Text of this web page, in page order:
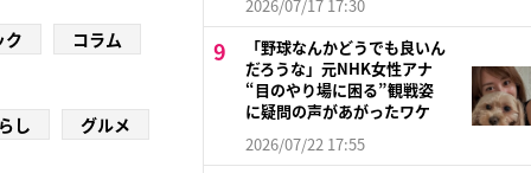
ク コラム
し グルメ
2026/07/17 17:30
「野球なんかどうでも良いん
だろうな」元NHK女性アナ
“目のやり場に困る”観戦姿
に疑問の声があがったワケ
2026/07/22 17:55